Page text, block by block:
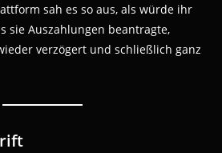
sah es so aus, als würde ihr
sie Auszahlungen beantragte,
verzögert und schließlich ganz